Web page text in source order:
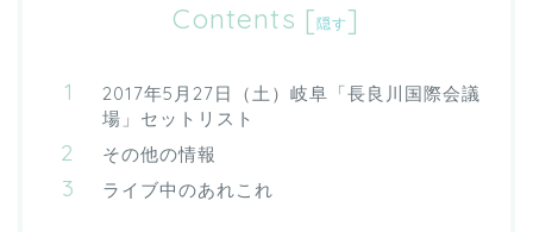
Contents [隠す]
2017年5月27日（土）岐阜「長良川国際会議
場」セットリスト
その他の情報
ライブ中のあれこれ